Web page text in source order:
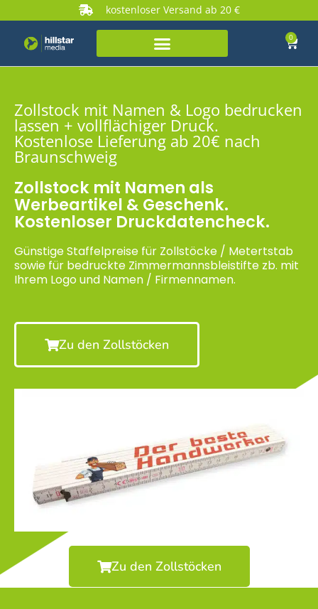
kostenloser Versand ab 20 €
0
Zollstock mit Namen & Logo bedrucken
lassen + vollflächiger Druck.
Kostenlose Lieferung ab 20€ nach
Braunschweig
Zollstock mit Namen als
Werbeartikel & Geschenk.
Kostenloser Druckdatencheck.
Günstige Staffelpreise für Zollstöcke / Metertstab
sowie für bedruckte Zimmermannsbleistifte zb. mit
Ihrem Logo und Namen / Firmennamen.
Zu den Zollstöcken
Zu den Zollstöcken